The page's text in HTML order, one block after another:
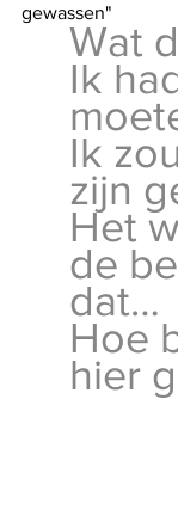
gewassen"
Wat
Ik
Ik
zijn
Het
de
dat…
Hoe
hier